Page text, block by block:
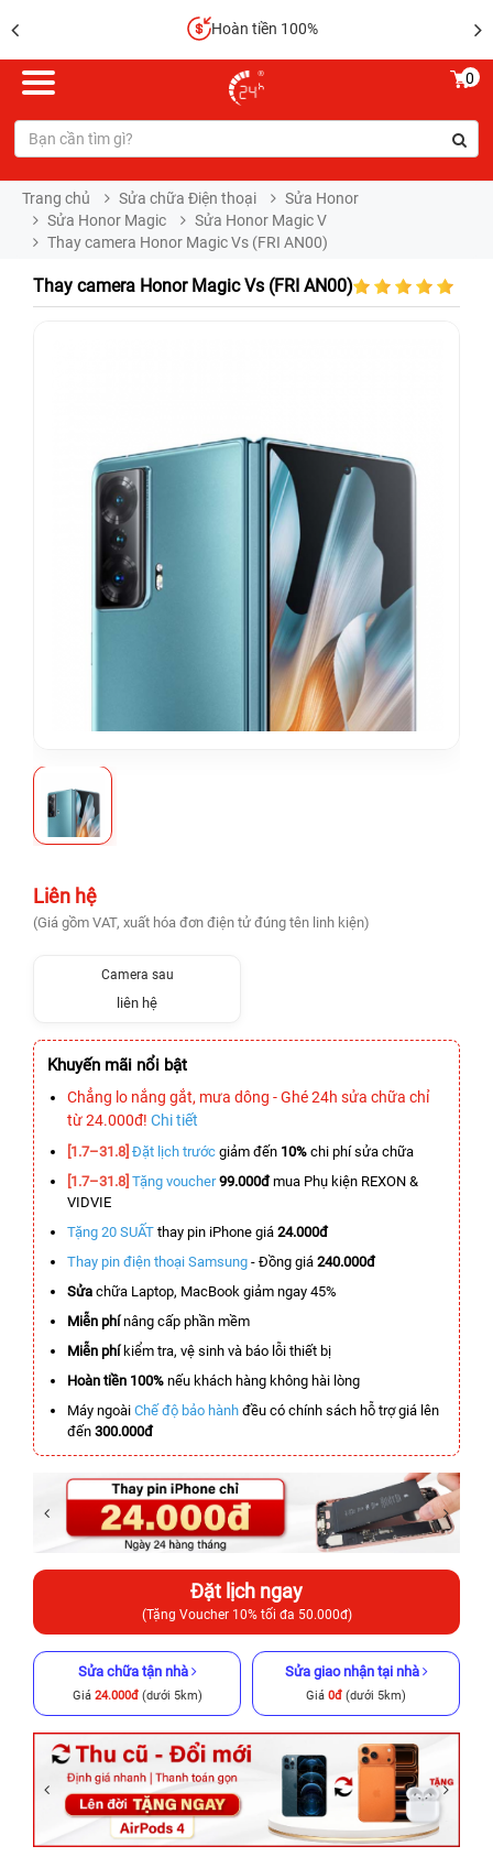
Hoàn tiền 100%
0
Trang chủ Sửa chữa Điện thoại
Sửa Honor
Sửa Honor Magic
Sửa Honor Magic V
Thay camera Honor Magic Vs (FRI AN00)
Thay camera Honor Magic Vs (FRI AN00)
Liên hệ
(Giá gồm VAT, xuất hóa đơn điện tử đúng tên linh kiện)
Camera sau
liên hệ
Khuyến mãi nổi bật
Chẳng lo nắng gắt, mưa dông - Ghé 24h sửa chữa chỉ
từ 24.000đ! Chi tiết
[1.7–31.8] Đặt lịch trước giảm đến 10% chi phí sửa chữa
[1.7–31.8] Tặng voucher 99.000đmua Phụ kiện REXON &
VIDVIE
Tặng 20 SUẤT thay pin iPhone giá 24.000đ
Thay pin điện thoại Samsung - Đồng giá 240.000đ
Sửa chữa Laptop, MacBook giảm ngay 45%
Miễn phínâng cấp phần mềm
Miễn phíkiểm tra, vệ sinh và báo lỗi thiết bị
Hoàn tiền 100% nếu khách hàng không hài lòng
Máy ngoài Chế độ bảo hành đều có chính sách hỗ trợ giá lên
đến 300.000đ
Đặt lịch ngay
(Tặng Voucher 10% tối đa 50.000đ)
Sửa chữa tận nhà
Giá 24.000đ(dưới 5km)
Sửa giao nhận tại nhà
Giá 0đ (dưới 5km)